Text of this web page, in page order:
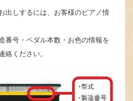
出しするには、お客様のピアノ情
番号・ペダル本数・お色の情報を
絡ください。